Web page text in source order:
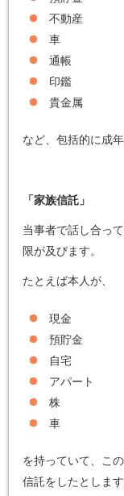
不動産
車
通帳
印鑑
貴金属
など、包括的に成
「家族信託」
当事者で話し合っ
限が及びます。
たとえば本人が、
現金
預貯金
自宅
アパート
株
車
を持っていて、こ
信託をしたとしま